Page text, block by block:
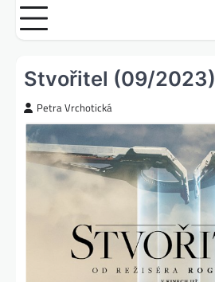
content
Stvořitel (09/2023)
Petra Vrchotická